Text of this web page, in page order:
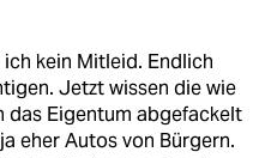
kein Mitleid. Endlich
Jetzt wissen die wie
das Eigentum abgefackelt
eher Autos von Bürgern.